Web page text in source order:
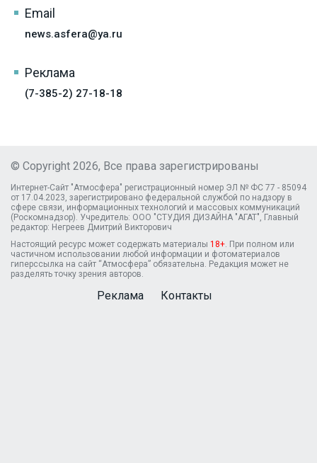
Email
news.asfera@ya.ru
Реклама
(7-385-2) 27-18-18
© Copyright 2026, Все права зарегистрированы
Интернет-Сайт "Атмосфера" регистрационный номер ЭЛ № ФС 77 - 85094
от 17.04.2023, зарегистрировано федеральной службой по надзору в
сфере связи, информационных технологий и массовых коммуникаций
(Роскомнадзор). Учредитель: ООО "СТУДИЯ ДИЗАЙНА "АГАТ", Главный
редактор: Негреев Дмитрий Викторович
Настоящий ресурс может содержать материалы 18+ . При полном или
частичном использовании любой информации и фотоматериалов
гиперссылка на сайт “Атмосфера” обязательна. Редакция может не
разделять точку зрения авторов.
Реклама Контакты